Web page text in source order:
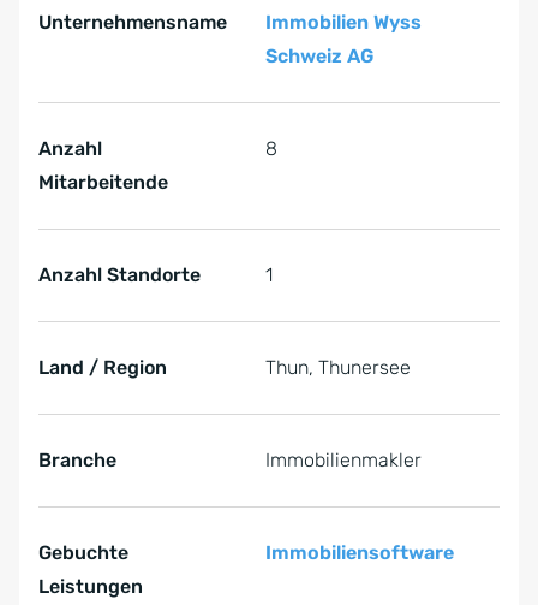
Unternehmensname
Immobilien Wyss
Schweiz AG
Anzahl
Mitarbeitende
8
Anzahl Standorte 1
Land / Region Thun, Thunersee
Branche Immobilienmakler
Gebuchte
Leistungen
Immobiliensoftware